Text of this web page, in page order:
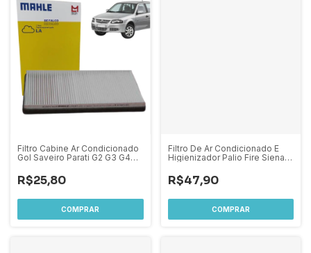
Filtro Cabine Ar Condicionado
Gol Saveiro Parati G2 G3 G4
R$25,80
Filtro De Ar Condicionado E
Higienizador Palio Fire Siena
2014 Idea Todos os modelos
R$47,90